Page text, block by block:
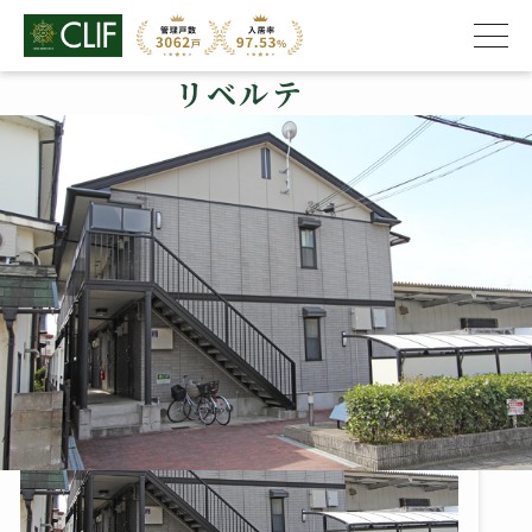
リベルテ
株式会社クライフ 管理物件の紹介>右京区>
リベルテ